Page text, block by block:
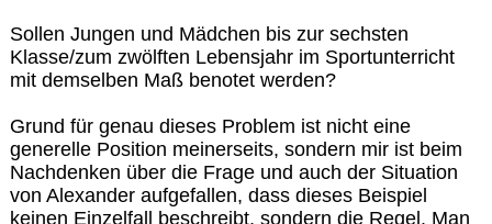
Sollen Jungen und Mädchen bis zur sechsten
Klasse/zum zwölften Lebensjahr im Sportunterricht
mit demselben Maß benotet werden?
Grund für genau dieses Problem ist nicht eine
generelle Position meinerseits, sondern mir ist beim
Nachdenken über die Frage und auch der Situation
von Alexander aufgefallen, dass dieses Beispiel
keinen Einzelfall beschreibt, sondern die Regel. Man